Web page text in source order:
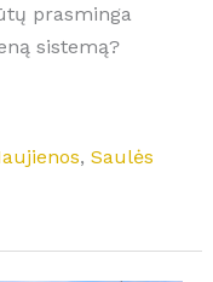
prasminga
sistemą?
, Saulės